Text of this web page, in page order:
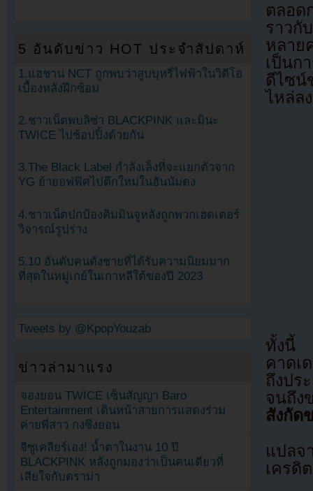
ตลอ
ราวกั
หลาย
เป็นก
ดีไซน์
ไหล่ล
ทั้งนี้
คาดเ
ถึงปร
จนถึ
สังกัด
แปล
เครดิ
5 อันดับข่าว HOT ประจำสัปดาห์
1.แฮชาน NCT ถูกพบว่าสูบบุหรี่ไฟฟ้าในวิดีโอ
เบื้องหลังฝึกซ้อม
2.ชาวเน็ตพบลิซ่า BLACKPINK และมินะ
TWICE ไปช้อปปิ้งด้วยกัน
3.The Black Label กำลังเล็งที่จะแยกตัวจาก
YG ย้ายอฟฟิศไปตึกใหม่ในฮันนัมดง
4.ชาวเน็ตปกป้องคิมมินจูหลังถูกพวกเฮดเตอร์
วิจารณ์รูปร่าง
5.10 อันดับคนดังชายที่ได้รับความนิยมมาก
ที่สุดในหมู่เกย์ในเกาหลีใต้ของปี 2023
Tweets by @KpopYouzab
ข่าวล่ามาแรง
จองยอน TWICE เซ็นสัญญา Baro
Entertainment เดินหน้าสายการแสดงร่วม
ค่ายพี่สาว กงซึงยอน
จีซูเคลียร์เอง! น้ำตาในงาน 10 ปี
BLACKPINK หลังถูกมองว่าเป็นคนเดียวที่
เสียใจกับดราม่า